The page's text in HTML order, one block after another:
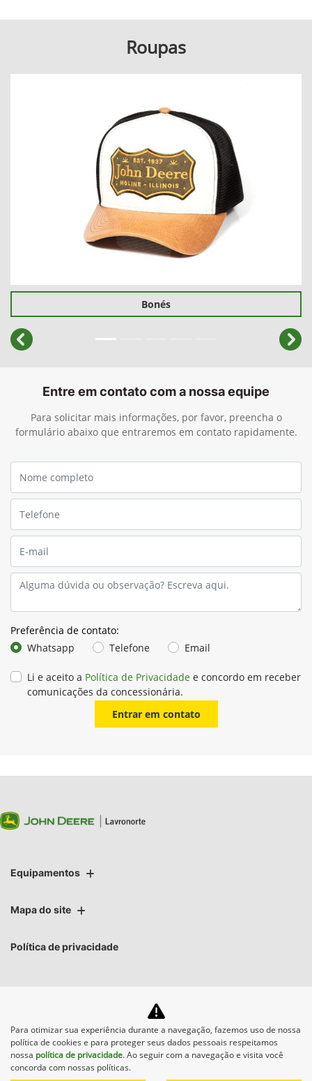
Roupas
Bonés
templates.template-
Entre em contato com a nossa equipe
Para solicitar mais informações, por favor, preencha o
formulário abaixo que entraremos em contato rapidamente.
Preferência de contato:
Whatsapp
Telefone Email
Li e aceito a Política de Privacidade e concordo em receber
comunicações da concessionária.
Entrar em contato
Equipamentos
Mapa do site
Política de privacidade
No trânsito, enxergar o outro
salva vidas.
Para otimizar sua experiência durante a navegação, fazemos uso de nossa
política de cookies e para proteger seus dados pessoais respeitamos
nossa política de privacidade. Ao seguir com a navegação e visita você
concorda com nossas políticas.